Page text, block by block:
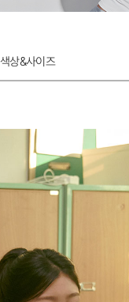
색상&사이즈